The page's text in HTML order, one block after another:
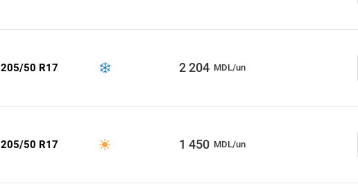
205/50 R17 2 204 MDL/un
205/50 R17 1 450 MDL/un